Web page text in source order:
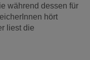
während dessen für
hört
liest die